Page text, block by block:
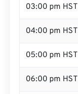
03:00 pm HST
04:00 pm HST
05:00 pm HST
06:00 pm HST